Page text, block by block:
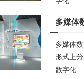
多媒体
多媒体
形式上
数字化